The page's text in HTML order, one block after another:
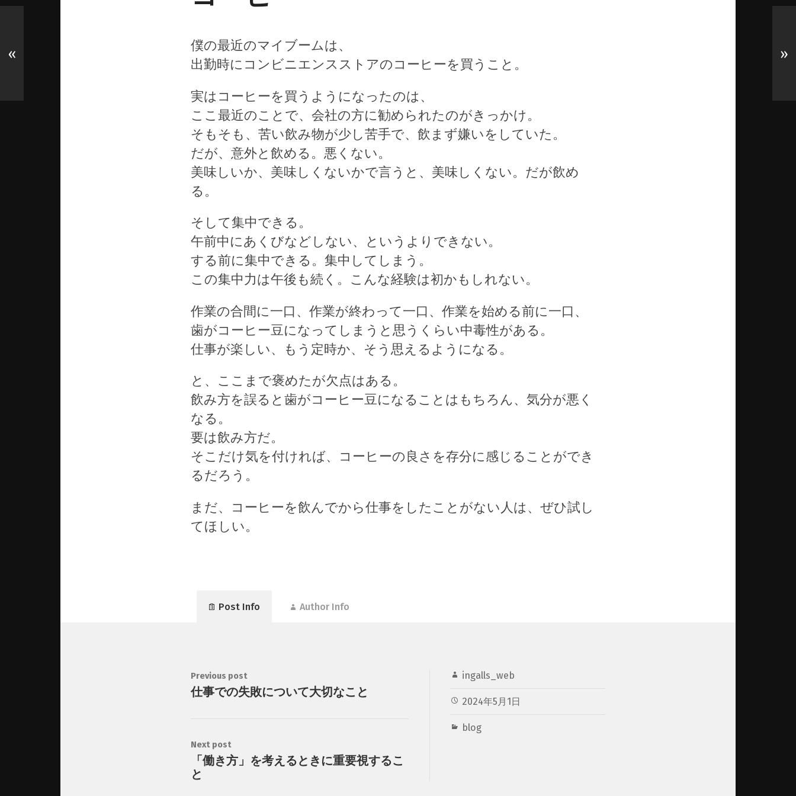
僕の最近のマイブームは、
出勤時にコンビニエンスストアのコーヒーを買うこと。
実はコーヒーを買うようになったのは、
ここ最近のことで、会社の方に勧められたのがきっかけ。
そもそも、苦い飲み物が少し苦手で、飲まず嫌いをしていた。
だが、意外と飲める。悪くない。
美味しいか、美味しくないかで言うと、美味しくない。だが飲め
る。
そして集中できる。
午前中にあくびなどしない、というよりできない。
する前に集中できる。集中してしまう。
この集中力は午後も続く。こんな経験は初かもしれない。
作業の合間に一口、作業が終わって一口、作業を始める前に一口、
歯がコーヒー豆になってしまうと思うくらい中毒性がある。
仕事が楽しい、もう定時か、そう思えるようになる。
と、ここまで褒めたが欠点はある。
飲み方を誤ると歯がコーヒー豆になることはもちろん、気分が悪く
なる。
要は飲み方だ。
そこだけ気を付ければ、コーヒーの良さを存分に感じることができ
るだろう。
まだ、コーヒーを飲んでから仕事をしたことがない人は、ぜひ試し
てほしい。
Post Info Author Info
ingalls_web
2024年5月1日
blog
Previous post
仕事での失敗について大切なこと
Next post
「働き方」を考えるときに重要視するこ
と
« »